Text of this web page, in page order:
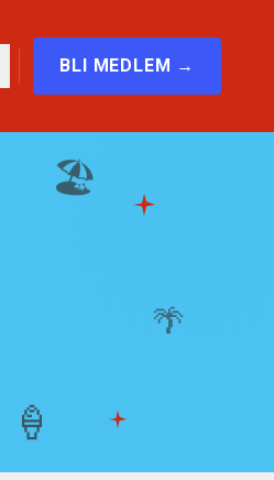
BLI MEDLEM →
🏖️
🍦
🌴